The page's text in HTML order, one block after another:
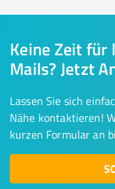
Keine Zeit für
Mails? Jetzt
Lassen Sie sich
Nähe kontaktieren!
kurzen Formular an